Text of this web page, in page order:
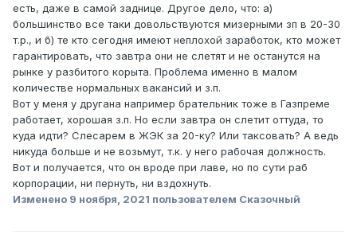
есть, даже в самой заднице. Другое дело, что: а)
большинство все таки довольствуются мизерными зп в 20-30
т.р., и б) те кто сегодня имеют неплохой заработок, кто может
гарантировать, что завтра они не слетят и не останутся на
рынке у разбитого корыта. Проблема именно в малом
количестве нормальных вакансий и з.п.
Вот у меня у другана например брательник тоже в Газпреме
работает, хорошая з.п. Но если завтра он слетит оттуда, то
куда идти? Слесарем в ЖЭК за 20-ку? Или таксовать? А ведь
никуда больше и не возьмут, т.к. у него рабочая должность.
Вот и получается, что он вроде при лаве, но по сути раб
корпорации, ни пернуть, ни вздохнуть.
Изменено 9 ноября, 2021 пользователем Сказочный